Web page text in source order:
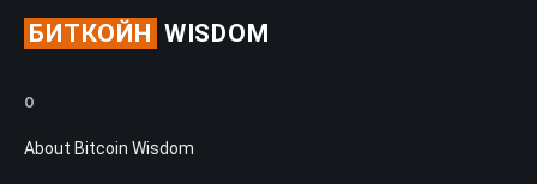
БИТКОЙН WISDOM
О
About Bitcoin Wisdom